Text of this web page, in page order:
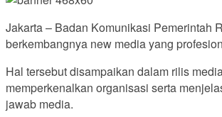
Jakarta – Badan Komunikasi Pemerintah
berkembangnya new media yang
Hal tersebut disampaikan dalam rilis
memperkenalkan organisasi serta
jawab media.